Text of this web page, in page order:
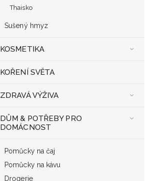
Thaisko
Sušený hmyz
KOSMETIKA
KOŘENÍ SVĚTA
ZDRAVÁ VÝŽIVA
DŮM & POTŘEBY PRO
DOMÁCNOST
Pomůcky na čaj
Pomůcky na kávu
Drogerie